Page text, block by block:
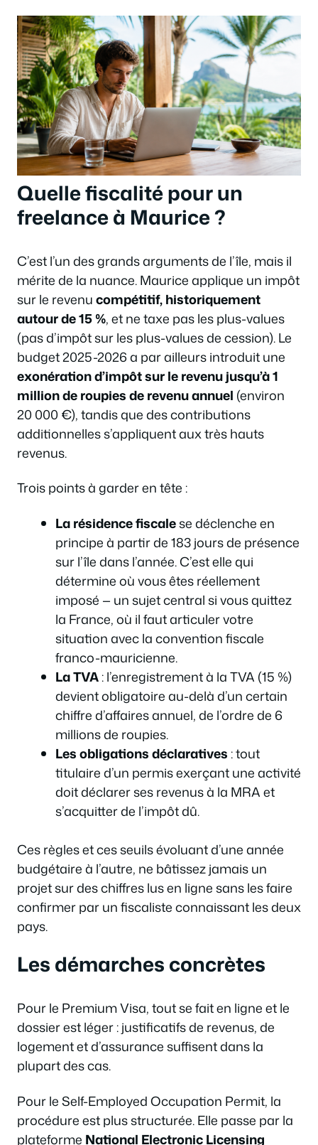
Quelle fiscalité pour un
freelance à Maurice ?
C’est l’un des grands arguments de l’île, mais il
mérite de la nuance. Maurice applique un impôt
sur le revenucompétitif, historiquement
autour de 15 %, et ne taxe pas les plus-values
(pas d’impôt sur les plus-values de cession). Le
budget 2025-2026 a par ailleurs introduit une
exonération d’impôt sur le revenu jusqu’à 1
million de roupies de revenu annuel (environ
20 000 €), tandis que des contributions
additionnelles s’appliquent aux très hauts
revenus.
Trois points à garder en tête :
La résidence fiscalese déclenche en
principe à partir de 183 jours de présence
sur l’île dans l’année. C’est elle qui
détermine où vous êtes réellement
imposé — un sujet central si vous quittez
la France, où il faut articuler votre
situation avec la convention fiscale
franco-mauricienne.
La TVA: l’enregistrement à la TVA (15 %)
devient obligatoire au-delà d’un certain
chiffre d’affaires annuel, de l’ordre de 6
millions de roupies.
Les obligations déclaratives : tout
titulaire d’un permis exerçant une activité
doit déclarer ses revenus à la MRA et
s’acquitter de l’impôt dû.
Ces règles et ces seuils évoluant d’une année
budgétaire à l’autre, ne bâtissez jamais un
projet sur des chiffres lus en ligne sans les faire
confirmer par un fiscaliste connaissant les deux
pays.
Les démarches concrètes
Pour le Premium Visa, tout se fait en ligne et le
dossier est léger : justificatifs de revenus, de
logement et d’assurance suffisent dans la
plupart des cas.
Pour le Self-Employed Occupation Permit, la
procédure est plus structurée. Elle passe par la
plateforme National Electronic Licensing